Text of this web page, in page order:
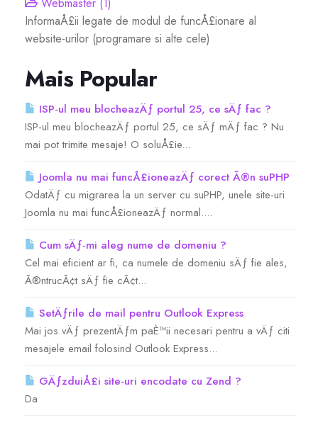
InformaÅ£ii legate de modul de funcÅ£ionare al
website-urilor (programare si alte cele)
Mais Popular
ISP-ul meu blocheazÄƒ portul 25, ce sÄƒ fac ?
ISP-ul meu blocheazÄƒ portul 25, ce sÄƒ mÄƒ fac ? Nu
mai pot trimite mesaje! O soluÅ£ie...
Joomla nu mai funcÅ£ioneazÄƒ corect Ã®n suPHP
OdatÄƒ cu migrarea la un server cu suPHP, unele site-uri
Joomla nu mai funcÅ£ioneazÄƒ normal....
Cum sÄƒ-mi aleg nume de domeniu ?
Cel mai eficient ar fi, ca numele de domeniu sÄƒ fie ales,
Ã®ntrucÃ¢t sÄƒ fie cÃ¢t...
SetÄƒrile de mail pentru Outlook Express
Mai jos vÄƒ prezentÄƒm paÈ™ii necesari pentru a vÄƒ citi
mesajele email folosind Outlook Express...
GÄƒzduiÅ£i site-uri encodate cu Zend ?
Da